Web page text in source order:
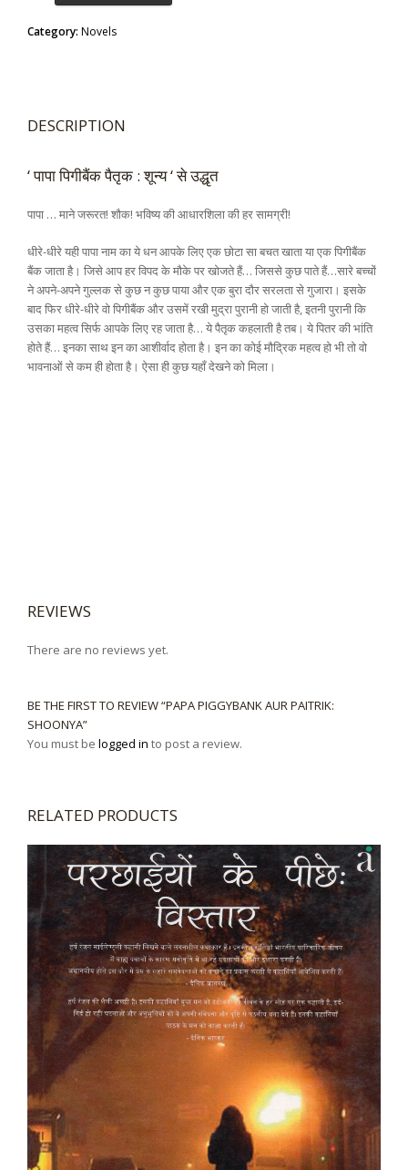
Category: Novels
DESCRIPTION
‘ पापा पिगीबैंक पैतृक : शून्य ‘ से उद्धृत
पापा … माने जरूरत! शौक! भविष्य की आधारशिला की हर सामग्री!
धीरे-धीरे यही पापा नाम का ये धन आपके लिए एक छोटा सा बचत खाता या एक पिगीबैंक
बैंक जाता है। जिसे आप हर विपद के मौके पर खोजते हैं… जिससे कुछ पाते हैं…सारे बच्चों
ने अपने-अपने गुल्लक से कुछ न कुछ पाया और एक बुरा दौर सरलता से गुजारा। इसके
बाद फिर धीरे-धीरे वो पिगीबैंक और उसमें रखी मुद्रा पुरानी हो जाती है, इतनी पुरानी कि
उसका महत्व सिर्फ आपके लिए रह जाता है… ये पैतृक कहलाती है तब। ये पितर की भांति
होते हैं… इनका साथ इन का आशीर्वाद होता है। इन का कोई मौद्रिक महत्व हो भी तो वो
भावनाओं से कम ही होता है। ऐसा ही कुछ यहाँ देखने को मिला।
REVIEWS
There are no reviews yet.
BE THE FIRST TO REVIEW “PAPA PIGGYBANK AUR PAITRIK:
SHOONYA”
You must be logged in to post a review.
RELATED PRODUCTS